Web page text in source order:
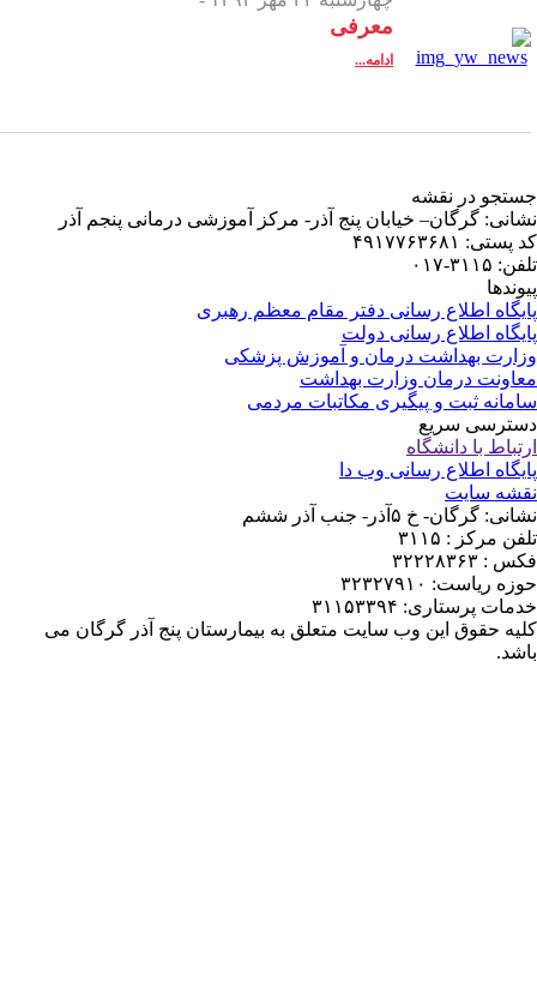
آموزشی درمانی پنجم آذر
رهبری
پنج آذر گرگان می